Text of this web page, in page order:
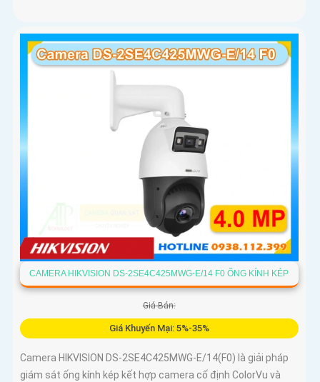
CAMERA HIKVISION DS-2SE4C425MWG-E/14 F0 ỐNG KÍNH KÉP
Giá Bán:
Giá Khuyến Mại: 5%-35%
Camera HIKVISION DS-2SE4C425MWG-E/14(F0) là giải pháp
giám sát ống kính kép kết hợp camera cố định ColorVu và